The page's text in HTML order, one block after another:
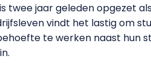
twee jaar geleden opgezet
vindt het lastig om
te werken naast hun